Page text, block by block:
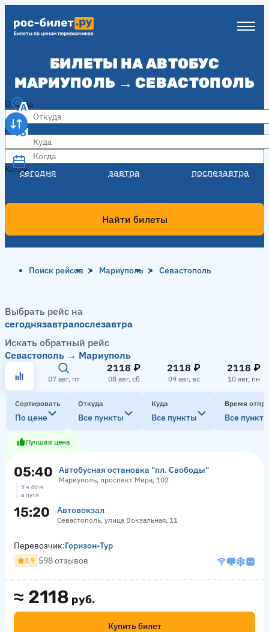
БИЛЕТЫ НА АВТОБУС
МАРИУПОЛЬ → СЕВАСТОПОЛЬ
Откуда
Куда
Когда
сегодня завтра послезавтра
Когда
Найти билеты
Поиск рейсов Мариуполь Севастополь
Выбрать рейс на
сегоднязавтрапослезавтра
Искать обратный рейс
Севастополь → Мариуполь
07 авг, пт
2118 ₽
08 авг, сб
2118 ₽
09 авг, вс
2118 ₽
10 авг, пн
Сортировать
По цене
Откуда
Все пункты
Куда
Все пункты
Время
Все
Лучшая цена
05:40 Автобусная остановка "пл. Свободы"
Мариуполь, проспект Мира, 102
9 ч 40 м
в пути
15:20 Автовокзал
Севастополь, улица Вокзальная, 11
≈ 2118 руб.
Купить билет
Перевозчик:Горизон-Тур
3.9 598 отзывов